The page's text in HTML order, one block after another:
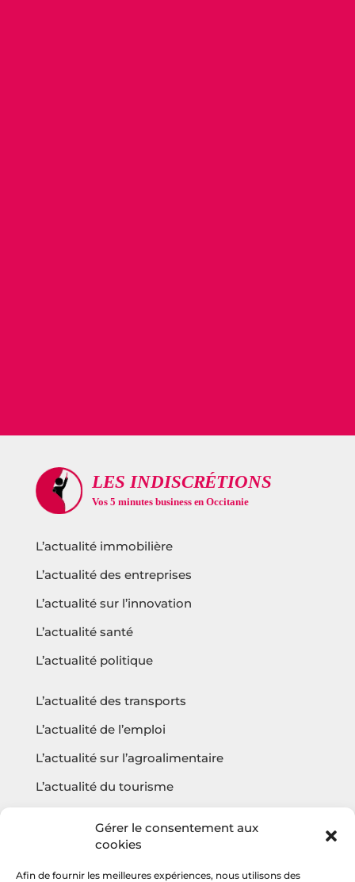
Gérer le consentement aux
cookies
Afin de fournir les meilleures expériences, nous utilisons des
L’actualité immobilière
L’actualité des entreprises
L’actualité sur l’innovation
L’actualité santé
L’actualité politique
L’actualité des transports
L’actualité de l’emploi
L’actualité sur l’agroalimentaire
L’actualité du tourisme